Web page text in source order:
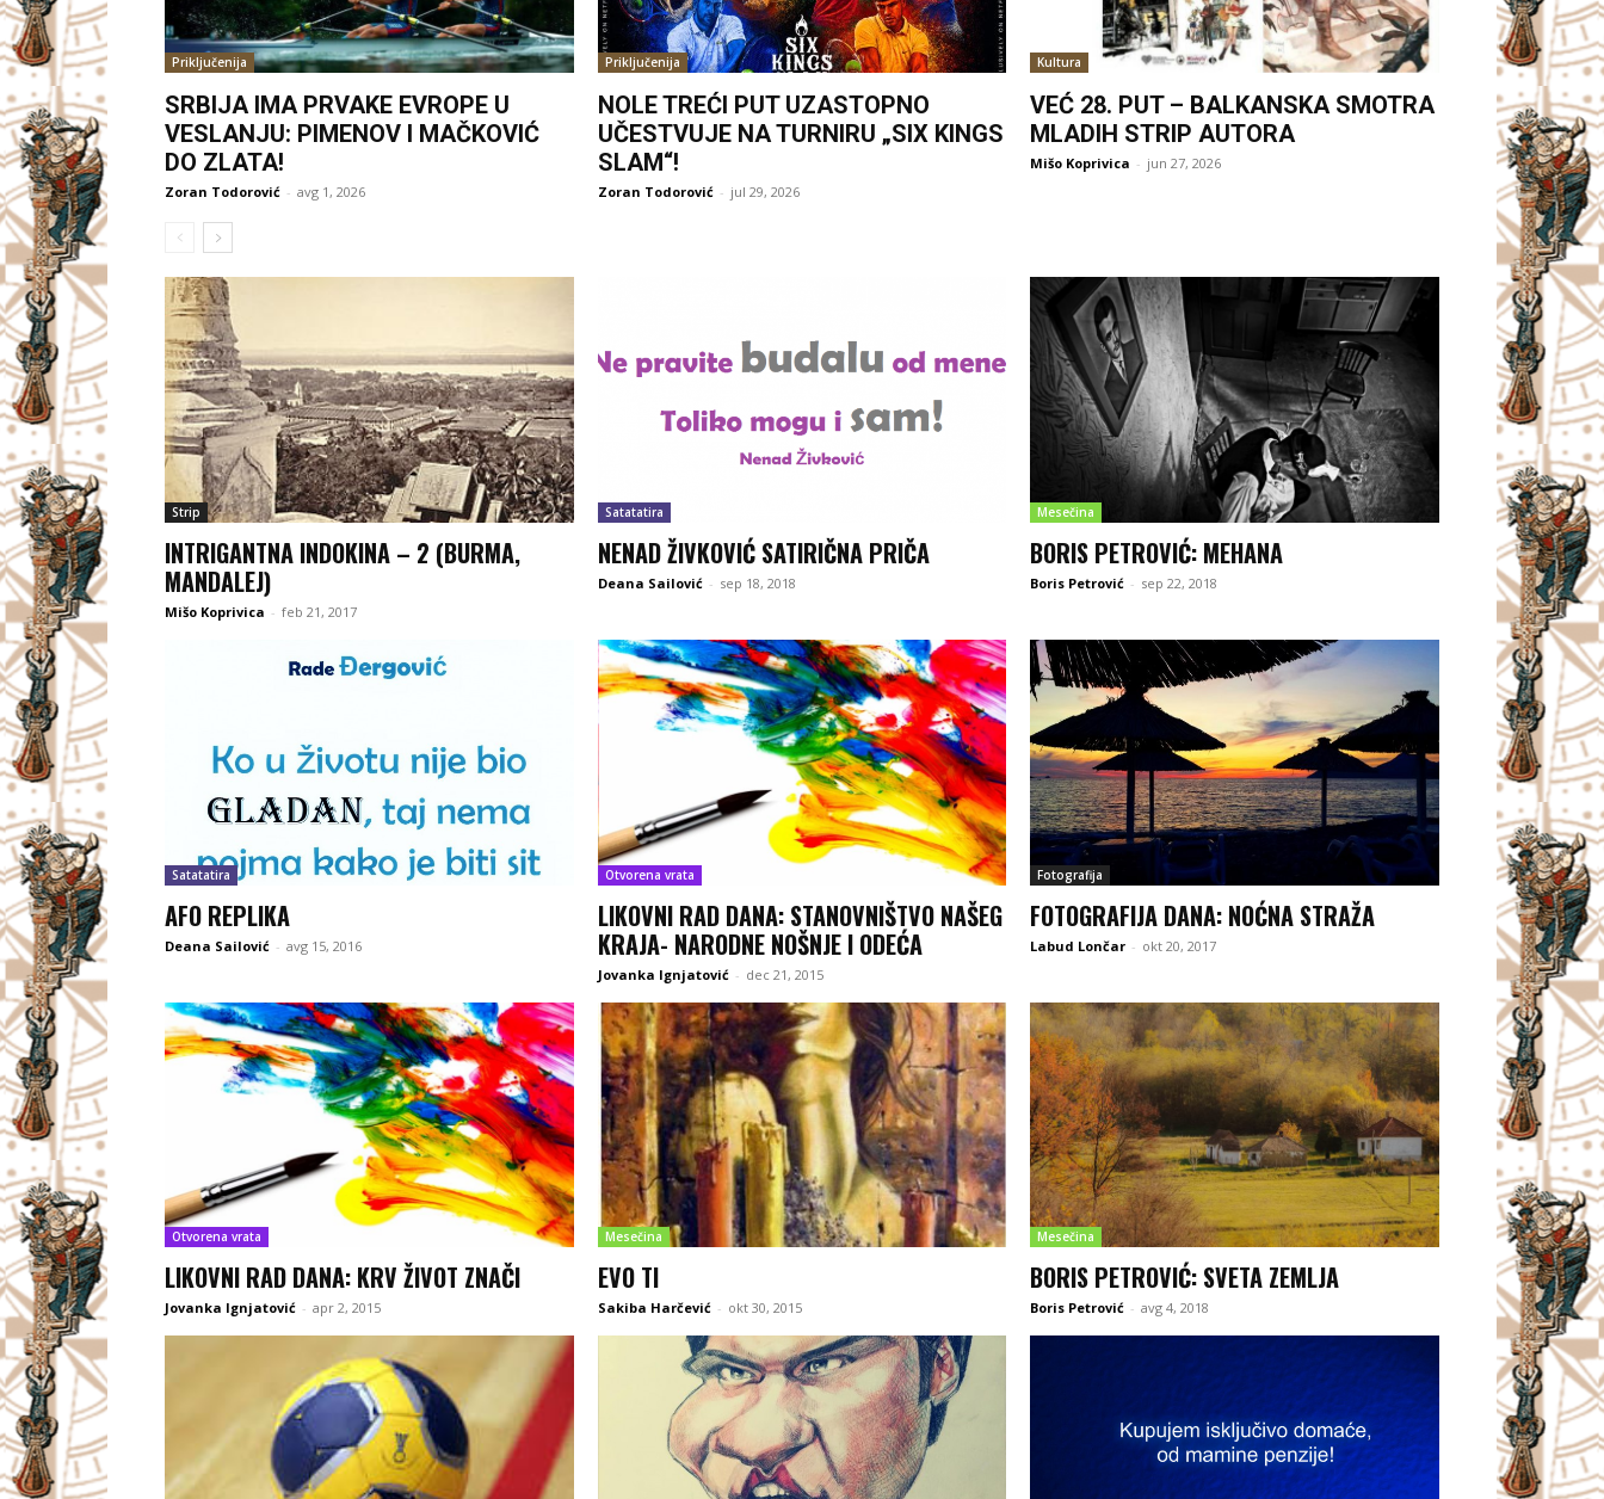
Priključenija
SRBIJA IMA PRVAKE EVROPE U
VESLANJU: PIMENOV I MAČKOVIĆ
DO ZLATA!
Zoran Todorović - avg 1, 2026
Priključenija
NOLE TREĆI PUT UZASTOPNO
UČESTVUJE NA TURNIRU „SIX KINGS
SLAM“!
Zoran Todorović - jul 29, 2026
Kultura
VEĆ 28. PUT – BALKANSKA SMOTRA
MLADIH STRIP AUTORA
Mišo Koprivica - jun 27, 2026
Strip
INTRIGANTNA INDOKINA – 2 (BURMA,
MANDALEJ)
Mišo Koprivica - feb 21, 2017
Satatatira
NENAD ŽIVKOVIĆ SATIRIČNA PRIČA
Deana Sailović - sep 18, 2018
Mesečina
BORIS PETROVIĆ: MEHANA
Boris Petrović - sep 22, 2018
Satatatira
AFO REPLIKA
Deana Sailović - avg 15, 2016
Otvorena vrata
LIKOVNI RAD DANA: STANOVNIŠTVO NAŠEG
KRAJA- NARODNE NOŠNJE I ODEĆA
Jovanka Ignjatović - dec 21, 2015
Fotografija
FOTOGRAFIJA DANA: NOĆNA STRAŽA
Labud Lončar - okt 20, 2017
Otvorena vrata
LIKOVNI RAD DANA: KRV ŽIVOT ZNAČI
Jovanka Ignjatović - apr 2, 2015
Mesečina
EVO TI
Sakiba Harčević - okt 30, 2015
Mesečina
BORIS PETROVIĆ: SVETA ZEMLJA
Boris Petrović - avg 4, 2018